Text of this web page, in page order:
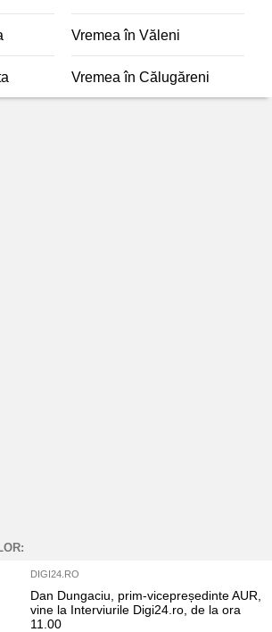
Vremea în Văleni
Vremea în Călugăreni
DIGI24.RO
Dan Dungaciu, prim-vicepreședinte AUR,
vine la Interviurile Digi24.ro, de la ora
11.00